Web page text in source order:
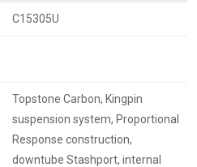
C15305U
Topstone Carbon, Kingpin
suspension system, Proportional
Response construction,
downtube Stashport, internal